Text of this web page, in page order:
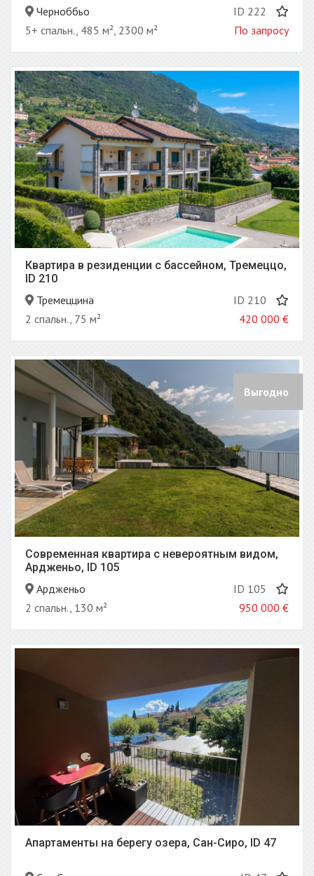
Черноббьо
ID 222
5+ спальн., 485 м², 2300 м²
По запросу
Квартира в резиденции с бассейном, Тремеццо,
ID 210
Тремеццина
ID 210
2 спальн., 75 м²
420 000 €
Выгодно
Современная квартира с невероятным видом,
Ардженьо, ID 105
Ардженьо
ID 105
2 спальн., 130 м²
950 000 €
Апартаменты на берегу озера, Сан-Сиро, ID 47